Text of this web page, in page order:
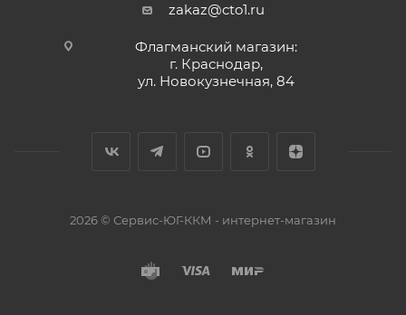
zakaz@cto1.ru
Флагманский магазин:
г. Краснодар,
ул. Новокузнечная, 84
2026 © Сервис-ЮГ-ККМ - интернет-магазин